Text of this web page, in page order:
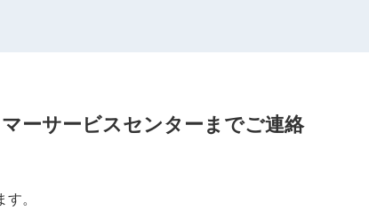
ーサービスセンターまでご連絡
。